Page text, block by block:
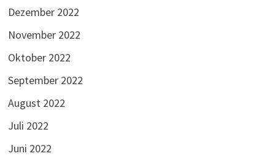
Dezember 2022
November 2022
Oktober 2022
September 2022
August 2022
Juli 2022
Juni 2022